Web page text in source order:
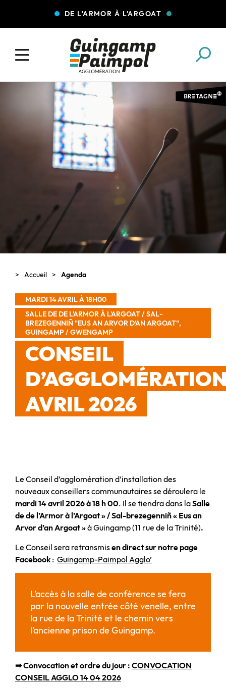
DE L'ARMOR À L'ARGOAT
COLLECTE DES DÉCHETS EAU ET ASSAINISSEMENT
ENFANCE JEUNESSE L'AGGLO' RECRUTE
ASSOCIATIONS
Accueil Agenda
MARDI 14 AVRIL À 18H00
SALLE DE DE L'ARMOR À L'ARGOAT / SAL-
BREZEGENNIÑ "EUS AN ARVOR D'AN ARGOAT",
GUINGAMP / GWENGAMP
CONSEIL
AVRIL 2026
Le Conseil d’agglomération d’installation des
nouveaux conseillers communautaires se déroulera le
mardi 14 avril 2026 à 18 h 00. Il se tiendra dans laSalle
de de l’Armor à l’Argoat » / Sal-brezegenniñ « Eus an
Arvor d’an Argoat »à Guingamp (11 rue de la Trinité).
Le Conseil sera retransmisen direct sur notre page
Facebook : Guingamp-Paimpol Agglo’
L’accès à la salle de conférence se fera
par la nouvelle entrée côté venelle, entre
la rue de la Trinité et le chemin vers
l’ancienne prison de Guingamp.
➡ Convocation et ordre du jour : CONVOCATION
CONSEIL AGGLO 14 04 2026